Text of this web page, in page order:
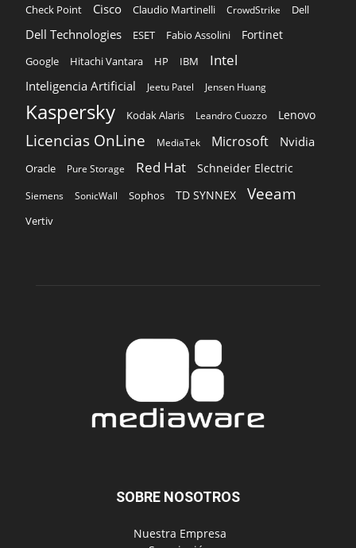
Check Point
Cisco Claudio Martinelli CrowdStrike Dell
Dell Technologies ESET Fabio Assolini Fortinet
Google Hitachi Vantara HP IBM Intel
Inteligencia Artificial Jeetu Patel Jensen Huang
Kaspersky Kodak Alaris Leandro Cuozzo Lenovo
Licencias OnLine MediaTek Microsoft Nvidia
Oracle Pure Storage Red Hat Schneider Electric
Siemens SonicWall Sophos TD SYNNEX Veeam
Vertiv
SOBRE NOSOTROS
‎ Nuestra Empresa